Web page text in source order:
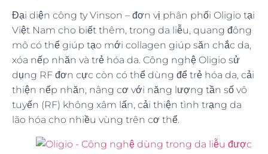
Đại diện công ty Vinson – đơn vị phân phối Oligio tại
Việt Nam cho biết thêm, trong da liễu, quang đông
mô có thể giúp tạo mới collagen giúp săn chắc da,
xóa nếp nhăn và trẻ hóa da. Công nghệ Oligio sử
dụng RF đơn cực còn có thể dùng để trẻ hóa da, cải
thiện nếp nhăn, nâng cơ với năng lượng tần số vô
tuyến (RF) không xâm lấn, cải thiện tình trạng da
lão hóa cho nhiều vùng trên cơ thể.